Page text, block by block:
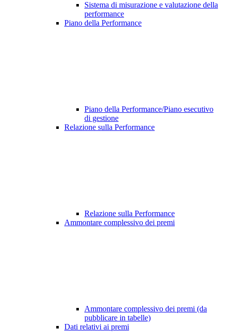
Sistema di misurazione e valutazione della
performance
Piano della Performance
Piano della Performance/Piano esecutivo
di gestione
Relazione sulla Performance
Relazione sulla Performance
Ammontare complessivo dei premi
Ammontare complessivo dei premi (da
pubblicare in tabelle)
Dati relativi ai premi